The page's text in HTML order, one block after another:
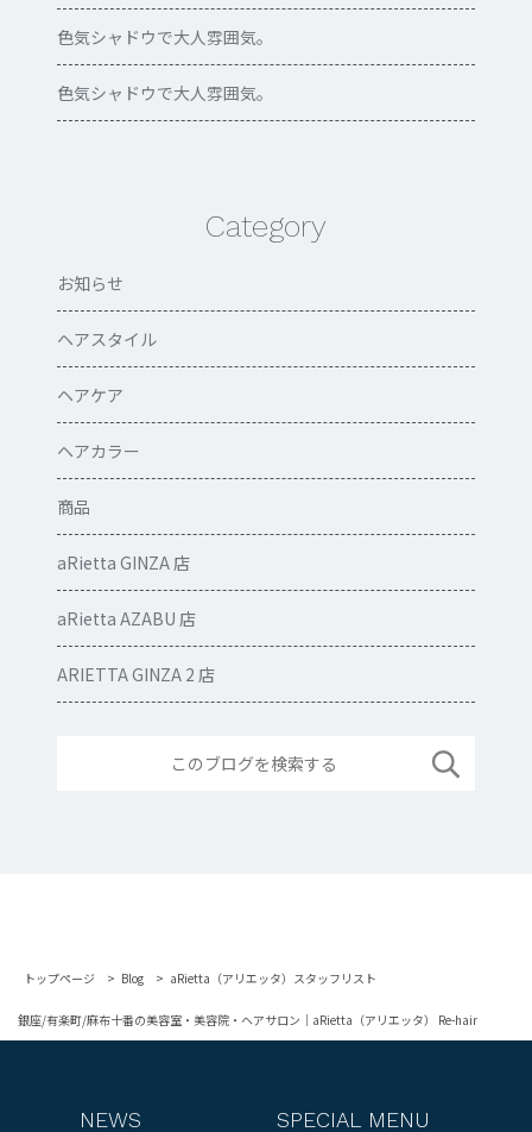
色気シャドウで大人雰囲気。
色気シャドウで大人雰囲気。
Category
お知らせ
ヘアスタイル
ヘアケア
ヘアカラー
商品
aRietta GINZA 店
aRietta AZABU 店
ARIETTA GINZA 2 店
トップページ Blog aRietta（アリエッタ）スタッフリスト
銀座/有楽町/麻布十番の美容室・美容院・ヘアサロン｜aRietta（アリエッタ） Re-hair
NEWS SPECIAL MENU